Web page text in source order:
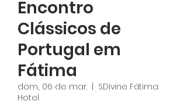
Encontro
Clássicos de
Portugal em
Fátima
dom., 06 de mar.
  |
SDivine Fátima
Hotel